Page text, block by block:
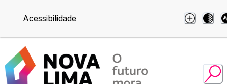
Acessibilidade